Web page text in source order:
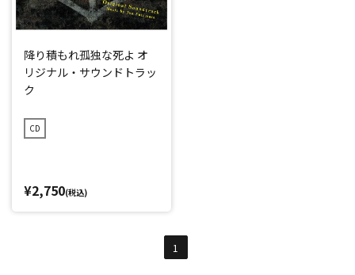
降り積もれ孤独な死よ オ
リジナル・サウンドトラッ
ク
CD
¥2,750(税込)
1